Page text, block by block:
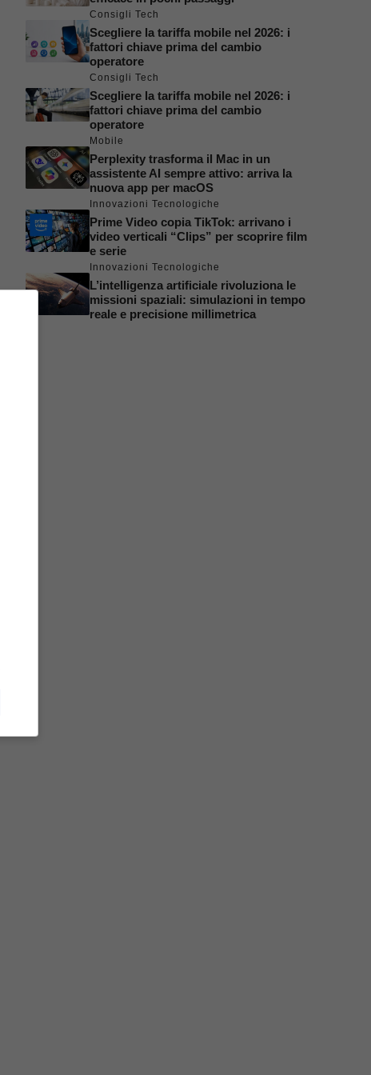
Consigli Tech
Scegliere la tariffa mobile nel 2026: i
fattori chiave prima del cambio
operatore
Consigli Tech
Scegliere la tariffa mobile nel 2026: i
fattori chiave prima del cambio
operatore
Mobile
Perplexity trasforma il Mac in un
assistente AI sempre attivo: arriva la
nuova app per macOS
Innovazioni Tecnologiche
Prime Video copia TikTok: arrivano i
video verticali “Clips” per scoprire film
e serie
Innovazioni Tecnologiche
L’intelligenza artificiale rivoluziona le
missioni spaziali: simulazioni in tempo
reale e precisione millimetrica